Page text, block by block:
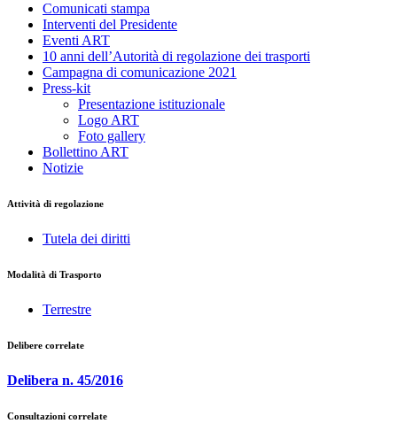
Comunicati stampa
Interventi del Presidente
Eventi ART
10 anni dell’Autorità di regolazione dei trasporti
Campagna di comunicazione 2021
Press-kit
Presentazione istituzionale
Logo ART
Foto gallery
Bollettino ART
Notizie
Attività di regolazione
Tutela dei diritti
Modalità di Trasporto
Terrestre
Delibere correlate
Delibera n. 45/2016
Consultazioni correlate